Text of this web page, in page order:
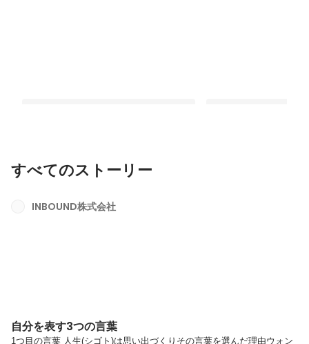
最新順で表示
すべてのストーリー
INBOUND株式会社
自分を表す3つの言葉
1つ目の言葉 人生(シゴト)は思い出づくりその言葉を選んだ理由ウォン